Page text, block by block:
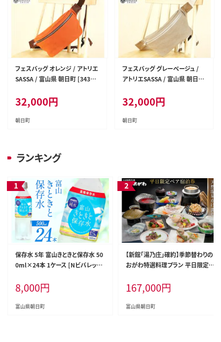
フェスバッグ オレンジ / アトリエ
SASSA / 富山県 朝日町 [34310
ジ ボディバッグ 斜めがけ 革 レ
ザー 帆布
32,000円
朝日町
フェスバッグ グレーベージュ /
アトリエSASSA / 富山県 朝日町
ィンテージ ボディバッグ 斜めが
け 革 レザー 帆布
32,000円
朝日町
ランキング
保存水 5年 富山きときと保存水 50
0ml×24本 1ケース [Nビバレッジ
トボトル 防災 防災グッズ ミネラル
ウォーター ローリングストック 長
期保存水 備蓄 備蓄水
8,000円
富山県朝日町
【新館「湯乃庄」確約】季節替わりの
おがわ特選料理プラン 平日限定ペ
がわ / 富山県 朝日町 [34310209]
167,000円
富山県朝日町